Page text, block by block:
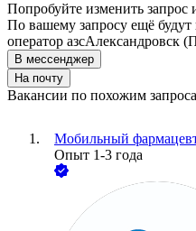
Попробуйте изменить запрос
По вашему запросу ещё
оператор азсАлександровск
В мессенджер
На почту
Вакансии по похожим
Мобильный
Опыт 1-3 года